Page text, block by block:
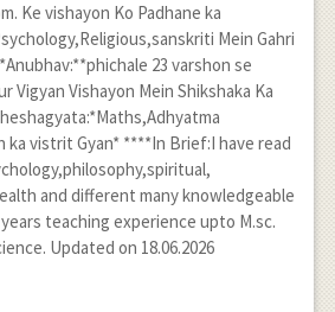
Ke vishayon Ko Padhane ka
Mein Gahri
23 varshon se
Vigyan Vishayon Mein Shikshaka Ka
ka vistrit Gyan* ****In Brief:I have read
and different many knowledgeable
teaching experience upto M.sc.
Updated on 18.06.2026